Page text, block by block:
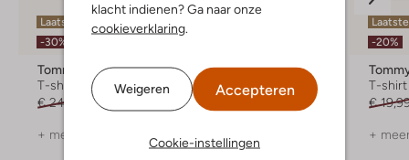
klacht indienen? Ga naar onze
cookieverklaring
Weigeren Accepteren
Cookie-instellingen
Laatste item
-30%
Tommy Hilfiger
T-shirt
€ 24,99
€ 16,99
+ meer kleuren
Lyle & Scott
Polo
€ 14,99
+ meer kleuren
-20%
T-shirt
€
+